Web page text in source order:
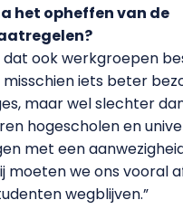
het opheffen van de
dat ook werkgroepen
misschien iets beter
maar wel slechter
hogescholen en
met een
moeten we ons vooral
wegblijven.”